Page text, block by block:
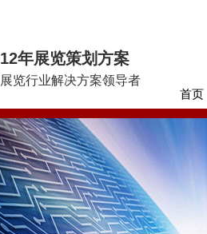
12年展览策划方案
展览行业解决方案领导者
首页